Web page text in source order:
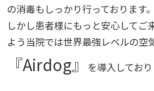
の消毒もしっかり行っております。
しかし患者様にもっと安心してご
よう当院では世界最強レベルの空
『Airdog』 を導入してお